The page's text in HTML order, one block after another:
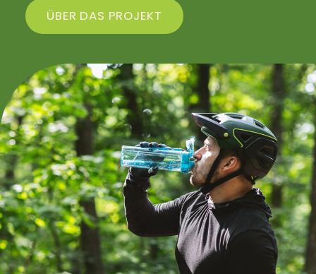
ÜBER DAS PROJEKT